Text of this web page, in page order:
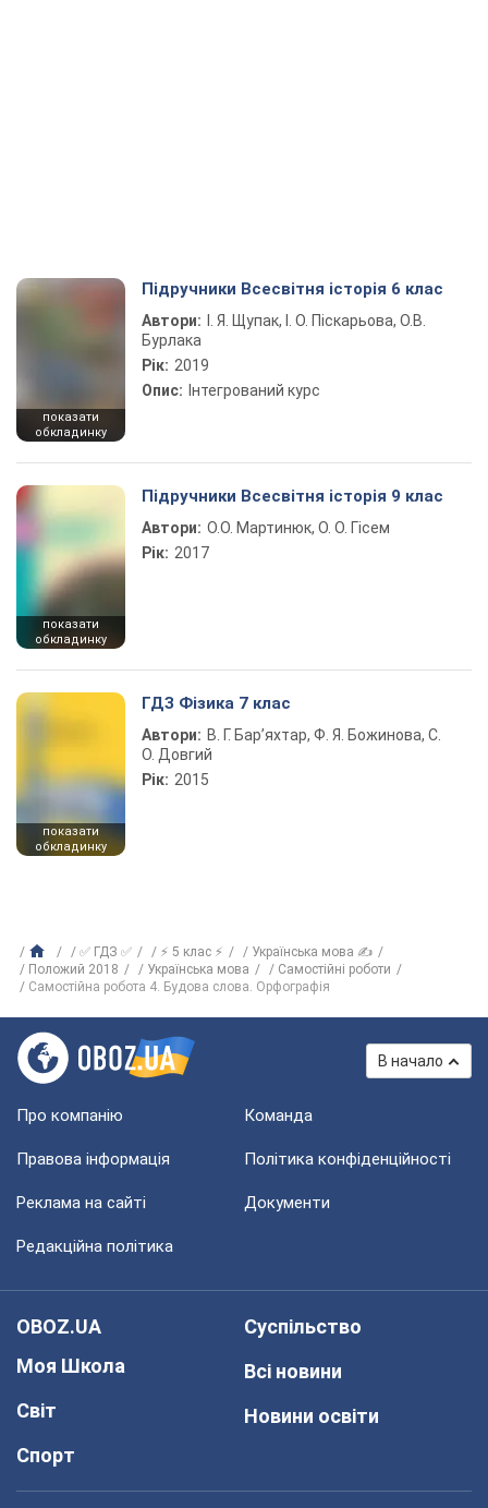
показати
обкладинку
Підручники Всесвітня історія 6 клас
Автори:
І. Я. Щупак, І. О. Піскарьова, О.В.
Бурлака
Рік: 2019
Опис: Інтегрований курс
показати
обкладинку
Підручники Всесвітня історія 9 клас
Автори: О.О. Мартинюк, О. О. Гісем
Рік: 2017
показати
обкладинку
ГДЗ Фізика 7 клас
Автори: В. Г. Бар’яхтар, Ф. Я. Божинова, С.
О. Довгий
Рік: 2015
✅ ГДЗ ✅ ⚡ 5 клас ⚡
Українська мова ✍
Положий 2018
Українська мова
Самостійні роботи
Самостійна робота 4. Будова слова. Орфографія
В начало
Про компанію Команда
Правова інформація Політика конфіденційності
Реклама на сайті Документи
Редакційна політика
OBOZ.UA
Моя Школа
Світ
Спорт
Суспільство
Всі новини
Новини освіти